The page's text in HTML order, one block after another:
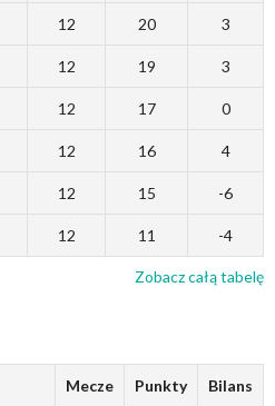
12 20 3
12 19 3
12 17 0
12 16 4
12 15 -6
12 11 -4
Zobacz całą tabelę
Mecze Punkty Bilans